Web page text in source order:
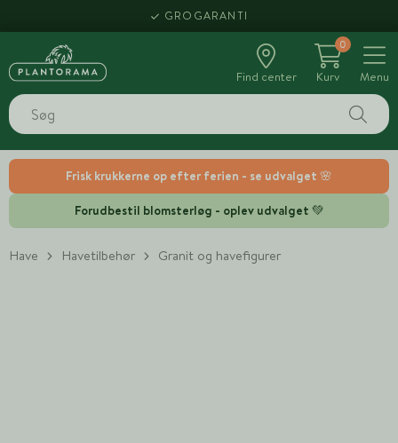
Frisk krukkerne op efter ferien - se udvalget 🌸
Forudbestil blomsterløg - oplev udvalget 💚
GROGARANTI
Find center
0
Kurv
Menu
Have Havetilbehør Granit og havefigurer